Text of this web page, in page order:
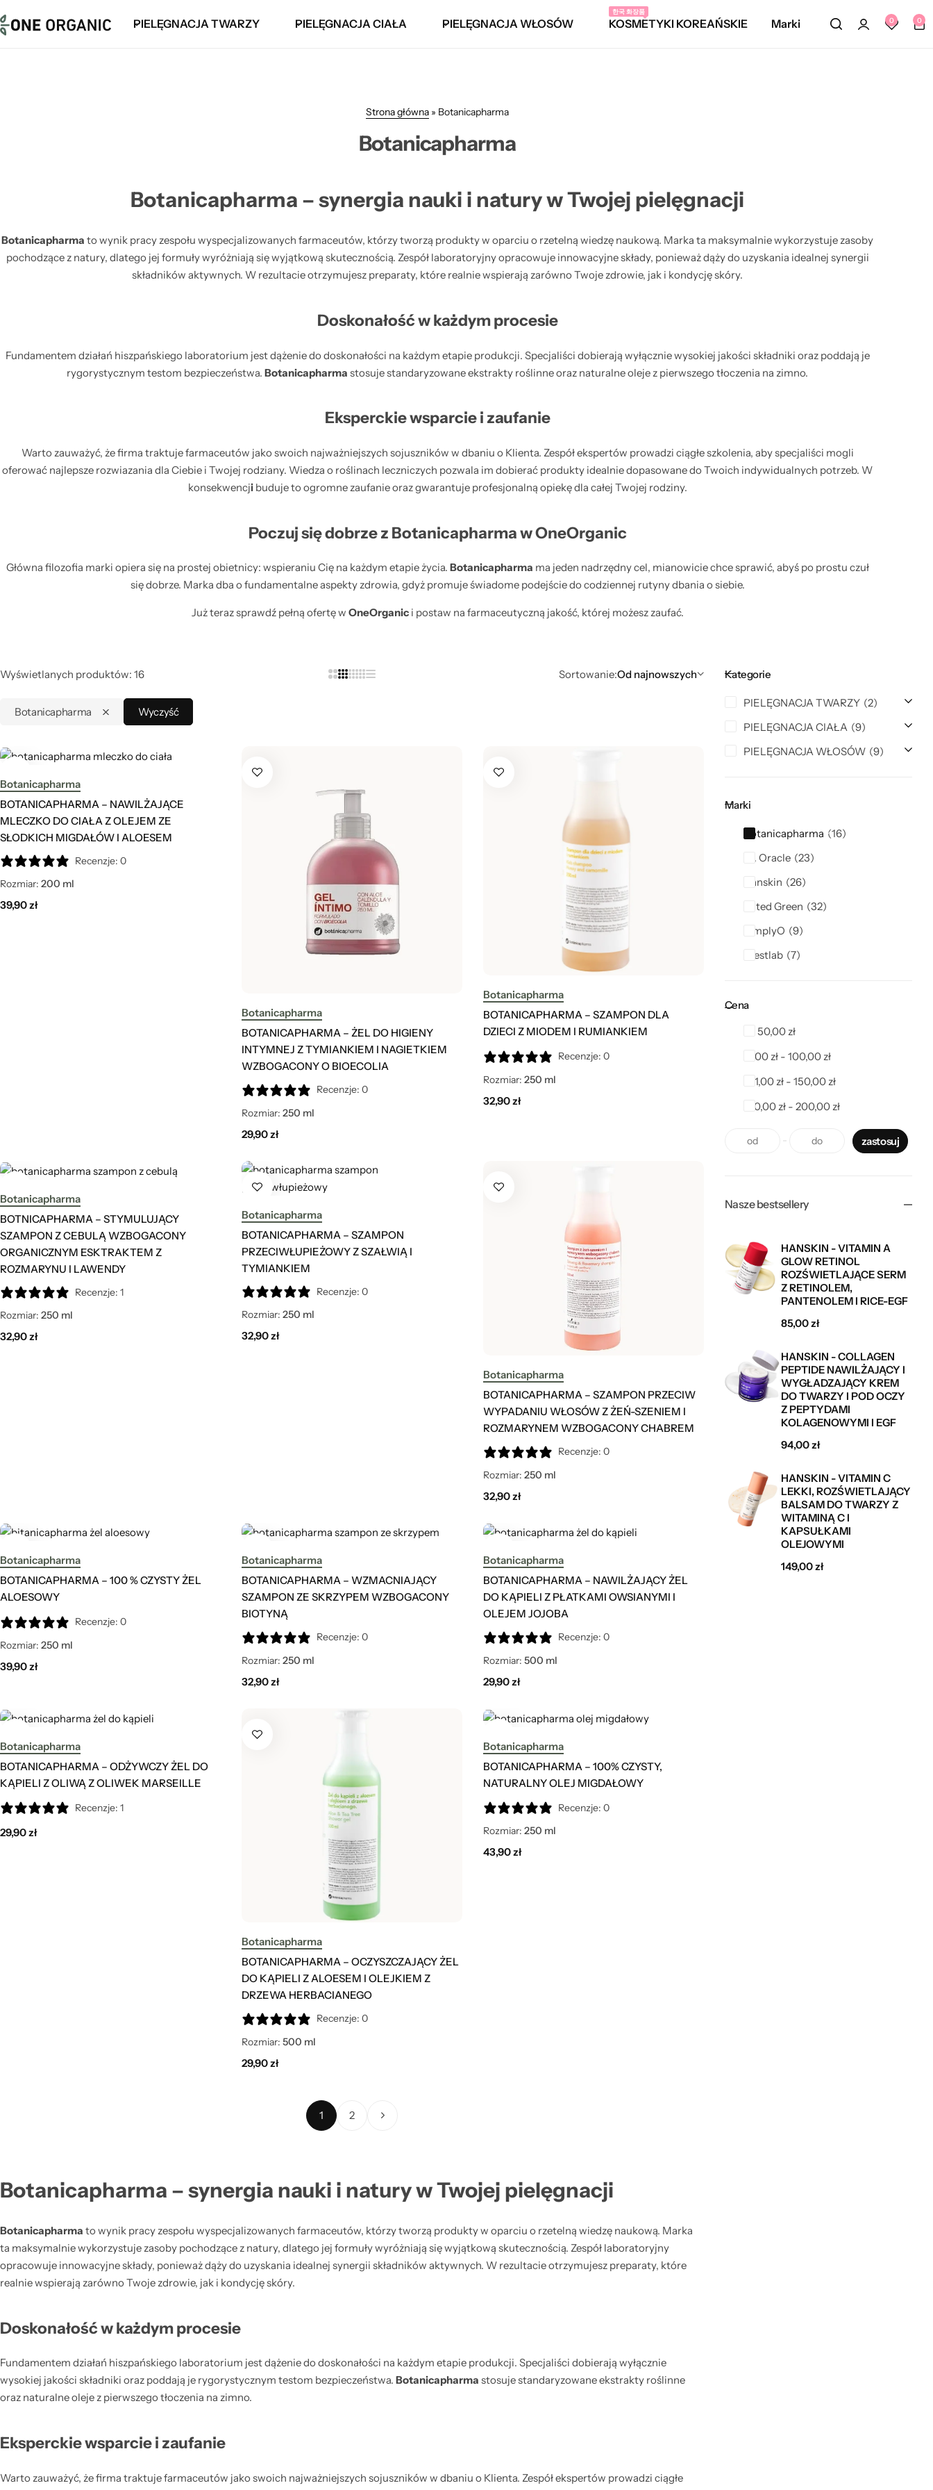
PIELĘGNACJA TWARZY PIELĘGNACJA CIAŁA PIELĘGNACJA WŁOSÓW KOSMETYKI KOREAŃSKIE
한국 화장품
Marki 0 0
Strona główna » Botanicapharma
Botanicapharma
Botanicapharma – synergia nauki i natury w Twojej pielęgnacji
Botanicapharma to wynik pracy zespołu wyspecjalizowanych farmaceutów, którzy tworzą produkty w oparciu o rzetelną wiedzę naukową. Marka ta maksymalnie wykorzystuje zasoby
pochodzące z natury, dlatego jej formuły wyróżniają się wyjątkową skutecznością. Zespół laboratoryjny opracowuje innowacyjne składy, ponieważ dąży do uzyskania idealnej synergii
składników aktywnych. W rezultacie otrzymujesz preparaty, które realnie wspierają zarówno Twoje zdrowie, jak i kondycję skóry.
Doskonałość w każdym procesie
Fundamentem działań hiszpańskiego laboratorium jest dążenie do doskonałości na każdym etapie produkcji. Specjaliści dobierają wyłącznie wysokiej jakości składniki oraz poddają je
rygorystycznym testom bezpieczeństwa. Botanicapharma stosuje standaryzowane ekstrakty roślinne oraz naturalne oleje z pierwszego tłoczenia na zimno.
Eksperckie wsparcie i zaufanie
Warto zauważyć, że firma traktuje farmaceutów jako swoich najważniejszych sojuszników w dbaniu o Klienta. Zespół ekspertów prowadzi ciągłe szkolenia, aby specjaliści mogli
oferować najlepsze rozwiazania dla Ciebie i Twojej rodziany. Wiedza o roślinach leczniczych pozwala im dobierać produkty idealnie dopasowane do Twoich indywidualnych potrzeb. W
konsekwencjibuduje to ogromne zaufanie oraz gwarantuje profesjonalną opiekę dla całej Twojej rodziny.
Poczuj się dobrze z Botanicapharma w OneOrganic
Główna filozofia marki opiera się na prostej obietnicy: wspieraniu Cię na każdym etapie życia. Botanicapharma ma jeden nadrzędny cel, mianowicie chce sprawić, abyś po prostu czuł
się dobrze. Marka dba o fundamentalne aspekty zdrowia, gdyż promuje świadome podejście do codziennej rutyny dbania o siebie.
Już teraz sprawdź pełną ofertę w OneOrganici postaw na farmaceutyczną jakość, której możesz zaufać.
Wyświetlanych produktów: 16 Sortowanie:Od najnowszych
Botanicapharma Wyczyść
Botanicapharma
BOTANICAPHARMA – NAWILŻAJĄCE
MLECZKO DO CIAŁA Z OLEJEM ZE
SŁODKICH MIGDAŁÓW I ALOESEM
Recenzje: 0
Rozmiar: 200 ml
39,90zł
Botanicapharma
BOTANICAPHARMA – ŻEL DO HIGIENY
INTYMNEJ Z TYMIANKIEM I NAGIETKIEM
WZBOGACONY O BIOECOLIA
Recenzje: 0
Rozmiar: 250 ml
29,90zł
Botanicapharma
BOTANICAPHARMA – SZAMPON DLA
DZIECI Z MIODEM I RUMIANKIEM
Recenzje: 0
Rozmiar: 250 ml
32,90zł
Botanicapharma
BOTNICAPHARMA – STYMULUJĄCY
SZAMPON Z CEBULĄ WZBOGACONY
ORGANICZNYM ESKTRAKTEM Z
ROZMARYNU I LAWENDY
Recenzje: 1
Rozmiar: 250 ml
32,90zł
Botanicapharma
BOTANICAPHARMA – SZAMPON
PRZECIWŁUPIEŻOWY Z SZAŁWIĄ I
TYMIANKIEM
Recenzje: 0
Rozmiar: 250 ml
32,90zł
Botanicapharma
BOTANICAPHARMA – SZAMPON PRZECIW
WYPADANIU WŁOSÓW Z ŻEŃ-SZENIEM I
ROZMARYNEM WZBOGACONY CHABREM
Recenzje: 0
Rozmiar: 250 ml
32,90zł
Botanicapharma
BOTANICAPHARMA – 100 % CZYSTY ŻEL
ALOESOWY
Recenzje: 0
Rozmiar: 250 ml
39,90zł
Botanicapharma
BOTANICAPHARMA – WZMACNIAJĄCY
SZAMPON ZE SKRZYPEM WZBOGACONY
BIOTYNĄ
Recenzje: 0
Rozmiar: 250 ml
32,90zł
Botanicapharma
BOTANICAPHARMA – NAWILŻAJĄCY ŻEL
DO KĄPIELI Z PŁATKAMI OWSIANYMI I
OLEJEM JOJOBA
Recenzje: 0
Rozmiar: 500 ml
29,90zł
Botanicapharma
BOTANICAPHARMA – ODŻYWCZY ŻEL DO
KĄPIELI Z OLIWĄ Z OLIWEK MARSEILLE
Recenzje: 1
29,90zł
Botanicapharma
BOTANICAPHARMA – OCZYSZCZAJĄCY ŻEL
DO KĄPIELI Z ALOESEM I OLEJKIEM Z
DRZEWA HERBACIANEGO
Recenzje: 0
Rozmiar: 500 ml
29,90zł
Botanicapharma
BOTANICAPHARMA – 100% CZYSTY,
NATURALNY OLEJ MIGDAŁOWY
Recenzje: 0
Rozmiar: 250 ml
43,90zł
1 2
Botanicapharma – synergia nauki i natury w Twojej pielęgnacji
Botanicapharma to wynik pracy zespołu wyspecjalizowanych farmaceutów, którzy tworzą produkty w oparciu o rzetelną wiedzę naukową. Marka
ta maksymalnie wykorzystuje zasoby pochodzące z natury, dlatego jej formuły wyróżniają się wyjątkową skutecznością. Zespół laboratoryjny
opracowuje innowacyjne składy, ponieważ dąży do uzyskania idealnej synergii składników aktywnych. W rezultacie otrzymujesz preparaty, które
realnie wspierają zarówno Twoje zdrowie, jak i kondycję skóry.
Doskonałość w każdym procesie
Fundamentem działań hiszpańskiego laboratorium jest dążenie do doskonałości na każdym etapie produkcji. Specjaliści dobierają wyłącznie
wysokiej jakości składniki oraz poddają je rygorystycznym testom bezpieczeństwa. Botanicapharma stosuje standaryzowane ekstrakty roślinne
oraz naturalne oleje z pierwszego tłoczenia na zimno.
Eksperckie wsparcie i zaufanie
Warto zauważyć, że firma traktuje farmaceutów jako swoich najważniejszych sojuszników w dbaniu o Klienta. Zespół ekspertów prowadzi ciągłe
Kategorie
PIELĘGNACJA TWARZY 2
PIELĘGNACJA CIAŁA 9
PIELĘGNACJA WŁOSÓW 9
Marki
Botanicapharma
16
Dr. Oracle 23
Hanskin
26
Rated Green
32
SimplyO
9
Westlab 7
Cena
50,00zł
51,00zł - 100,00zł
101,00zł - 150,00zł
150,00zł - 200,00zł
zastosuj
Nasze bestsellery
HANSKIN - VITAMIN A
GLOW RETINOL
ROZŚWIETLAJĄCE SERM
Z RETINOLEM,
PANTENOLEM I RICE-EGF
85,00zł
HANSKIN - COLLAGEN
PEPTIDE NAWILŻAJĄCY I
WYGŁADZAJĄCY KREM
DO TWARZY I POD OCZY
Z PEPTYDAMI
KOLAGENOWYMI I EGF
94,00zł
HANSKIN - VITAMIN C
LEKKI, ROZŚWIETLAJĄCY
BALSAM DO TWARZY Z
WITAMINĄ C I
KAPSUŁKAMI
OLEJOWYMI
149,00zł
MASKI
SERUM I AMPUŁKI
ZAPACHY
NAJLEPSZE Z NATURY –
BOTANICAPHARMA
PRODUKTY SIMPLYO